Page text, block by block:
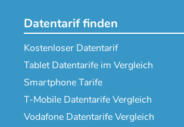
Datentarif finden
Kostenloser Datentarif
Tablet Datentarife im Vergleich
Smartphone Tarife
T-Mobile Datentarife Vergleich
Vodafone Datentarife Vergleich